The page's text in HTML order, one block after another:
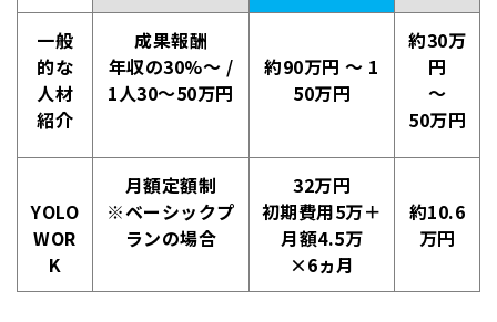
一般
的な
人材
紹介
成果報酬
年収の30%〜 /
1人30〜50万円
約90万円 〜 1
50万円
約30万
円
〜
50万円
YOLO
WOR
K
月額定額制
※ベーシックプ
ランの場合
32万円
初期費用5万＋
月額4.5万
×6ヵ月
約10.6
万円
要です。
採用課題の解決、新しい採用の
取り組みなどを取材したインタ
ートが届く
採用に役立つ記事・資料が届く
メールアドレス